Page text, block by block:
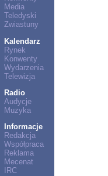
Media
Teledyski
Zwiastuny
Kalendarz
Rynek
Konwenty
Wydarzenia
Telewizja
Radio
Audycje
Muzyka
Informacje
Redakcja
Współpraca
Reklama
Mecenat
IRC